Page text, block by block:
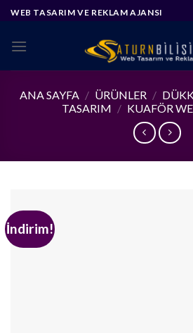
Skip
content
WEB TASARIM VE REKLAM AJANSI
ANA SAYFA / ÜRÜNLER /
TASARIM / KUAFÖR
İndirim!